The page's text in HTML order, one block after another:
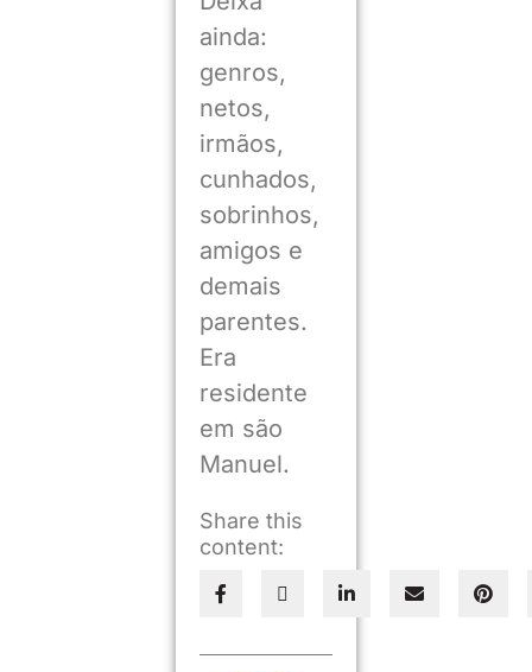
ainda:
genros,
netos,
irmãos,
cunhados,
sobrinhos,
amigos e
demais
parentes.
Era
residente
em são
Manuel.
Share this
content: